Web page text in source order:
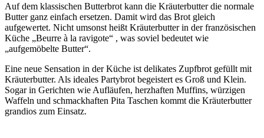
Auf dem klassischen Butterbrot kann die Kräuterbutter die normale
Butter ganz einfach ersetzen. Damit wird das Brot gleich
aufgewertet. Nicht umsonst heißt Kräuterbutter in der französischen
Küche „Beurre à la ravigote“ , was soviel bedeutet wie
„aufgemöbelte Butter“.
Eine neue Sensation in der Küche ist delikates Zupfbrot gefüllt mit
Kräuterbutter. Als ideales Partybrot begeistert es Groß und Klein.
Sogar in Gerichten wie Aufläufen, herzhaften Muffins, würzigen
Waffeln und schmackhaften Pita Taschen kommt die Kräuterbutter
grandios zum Einsatz.